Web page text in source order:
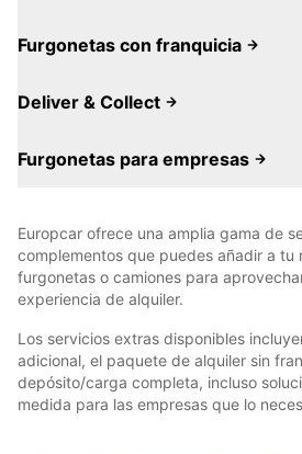
Furgonetas con franquicia
Deliver & Collect
Furgonetas para empresas
Europcar ofrece una amplia gama de
complementos que puedes añadir a tu
furgonetas o camiones para
experiencia de alquiler.
Los servicios extras disponibles
adicional, el paquete de alquiler sin
depósito/carga completa, incluso
medida para las empresas que lo